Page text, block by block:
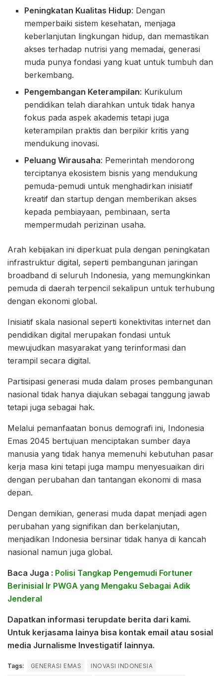
Peningkatan Kualitas Hidup: Dengan
memperbaiki sistem kesehatan, menjaga
keberlanjutan lingkungan hidup, dan memastikan
akses terhadap nutrisi yang memadai, generasi
muda punya fondasi yang kuat untuk tumbuh dan
berkembang.
Pengembangan Keterampilan: Kurikulum
pendidikan telah diarahkan untuk tidak hanya
fokus pada aspek akademis tetapi juga
keterampilan praktis dan berpikir kritis yang
mendukung inovasi.
Peluang Wirausaha: Pemerintah mendorong
terciptanya ekosistem bisnis yang mendukung
pemuda-pemudi untuk menghadirkan inisiatif
kreatif dan startup dengan memberikan akses
kepada pembiayaan, pembinaan, serta
mempermudah perizinan usaha.
Arah kebijakan ini diperkuat pula dengan peningkatan
infrastruktur digital, seperti pembangunan jaringan
broadband di seluruh Indonesia, yang memungkinkan
pemuda di daerah terpencil sekalipun untuk terhubung
dengan ekonomi global.
Inisiatif skala nasional seperti konektivitas internet dan
pendidikan digital merupakan fondasi untuk
mewujudkan masyarakat yang terinformasi dan
terampil secara digital.
Partisipasi generasi muda dalam proses pembangunan
nasional tidak hanya diajukan sebagai tanggung jawab
tetapi juga sebagai hak.
Melalui pemanfaatan bonus demografi ini, Indonesia
Emas 2045 bertujuan menciptakan sumber daya
manusia yang tidak hanya memenuhi kebutuhan pasar
kerja masa kini tetapi juga mampu menyesuaikan diri
dengan perubahan dan tantangan ekonomi di masa
depan.
Dengan demikian, generasi muda dapat menjadi agen
perubahan yang signifikan dan berkelanjutan,
menjadikan Indonesia bersinar tidak hanya di kancah
nasional namun juga global.
Baca Juga : Polisi Tangkap Pengemudi Fortuner
Berinisial Ir PWGA yang Mengaku Sebagai Adik
Jenderal
Dapatkan informasi terupdate berita dari kami.
Untuk kerjasama lainya bisa kontak email atau sosial
media Jurnalisme Investigatif lainnya.
Tags: GENERASI EMAS
INOVASI INDONESIA